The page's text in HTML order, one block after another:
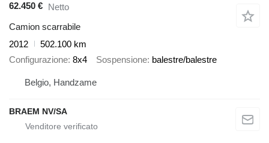
62.450 € Netto
Camion scarrabile
2012
502.100 km
Configurazione 8x4 Sospensione balestre/balestre
Belgio, Handzame
BRAEM NV/SA